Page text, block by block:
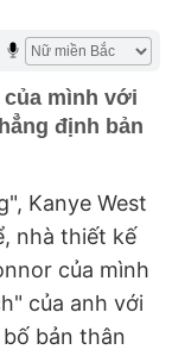
của mình với
định bản
Kanye West
nhà thiết kế
của mình
của anh với
bản thân